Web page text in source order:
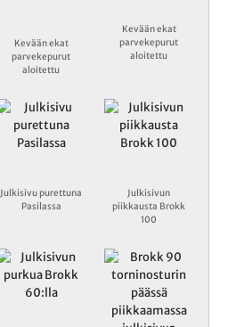
Kevään ekat
parvekepurut
aloitettu
Kevään ekat
parvekepurut
aloitettu
Julkisivu purettuna
Pasilassa
Julkisivun
piikkausta Brokk
100